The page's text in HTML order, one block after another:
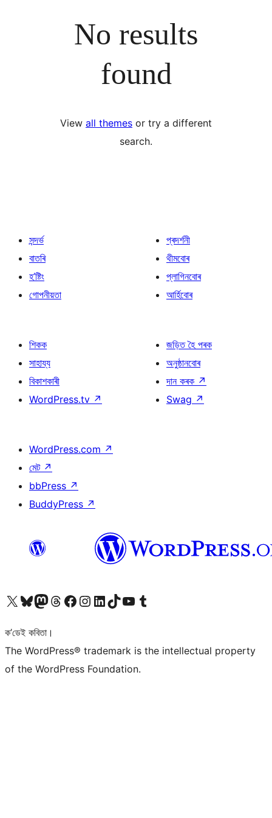
No results
found
View all themes or try a different
search.
সন্দৰ্ভ
বাতৰি
হ’ষ্টিং
গোপনীয়তা
প্ৰদৰ্শনী
থীমবোৰ
প্লাগিনবোৰ
আৰ্হিবোৰ
শিকক
সাহায্য
বিকাশকাৰী
WordPress.tv ↗
জড়িত হৈ পৰক
অনুষ্ঠানবোৰ
দান কৰক ↗
Swag ↗
WordPress.com ↗
মেট ↗
bbPress ↗
BuddyPress ↗
আমাৰ X (আগৰ Twitter) একাউণ্টলৈ যাওকআমাৰ Bluesky একাউণ্টলৈ যাওকআমাৰ Mastodon একাউণ্টলৈ যাওকআমাৰ Threads একাউণ্টলৈ যাওকআমাৰ Facebook পৃষ্ঠালৈ যাওকআমাৰ Instagram একাউণ্টলৈ যাওকআমাৰ LinkedIn একাউণ্টলৈ যাওকআমাৰ TikTok একাউণ্টলৈ যাওকআমাৰ YouTube চেনেললৈ যাওকআমাৰ Tumblr একাউণ্টলৈ যাওক
ক’ডেই কবিতা।
The WordPress® trademark is the intellectual property
of the WordPress Foundation.